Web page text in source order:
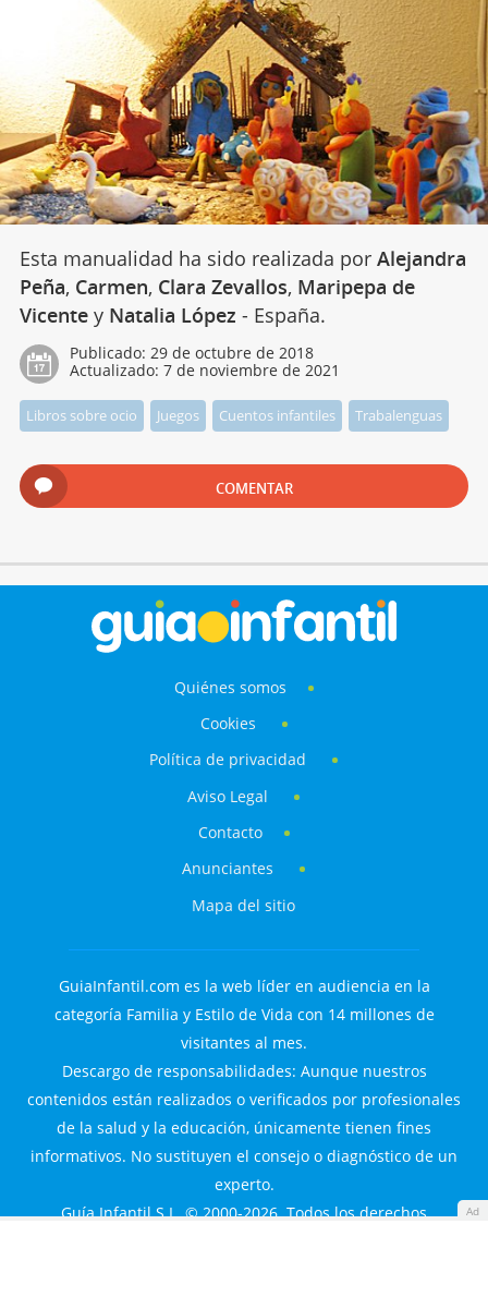
Esta manualidad ha sido realizada por Alejandra
Peña, Carmen, Clara Zevallos, Maripepa de
Vicentey Natalia López - España.
Publicado: 29 de octubre de 2018
Actualizado: 7 de noviembre de 2021
Libros sobre ocio Juegos Cuentos infantiles Trabalenguas
COMENTAR
Ad
Quiénes somos
Cookies
Política de privacidad
Aviso Legal
Contacto
Anunciantes
Mapa del sitio
GuiaInfantil.com es la web líder en audiencia en la
categoría Familia y Estilo de Vida con 14 millones de
visitantes al mes.
Descargo de responsabilidades: Aunque nuestros
contenidos están realizados o verificados por profesionales
de la salud y la educación, únicamente tienen fines
informativos. No sustituyen el consejo o diagnóstico de un
experto.
Guía Infantil S.L. © 2000-2026. Todos los derechos